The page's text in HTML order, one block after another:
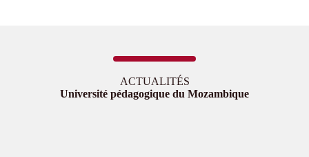
ACTUALITÉS
Université pédagogique du Mozambique